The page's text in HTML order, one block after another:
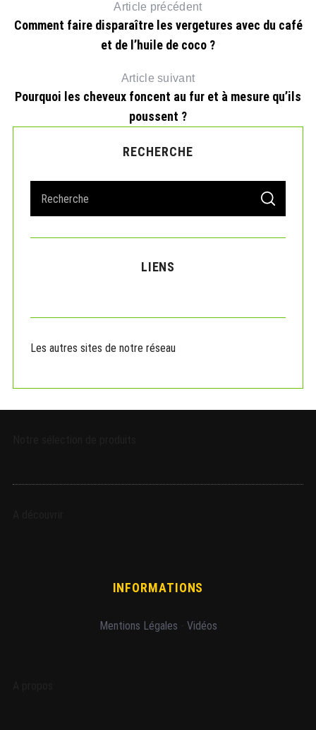
Article précédent
Comment faire disparaître les vergetures avec du café
et de l’huile de coco ?
Article suivant
Pourquoi les cheveux foncent au fur et à mesure qu’ils
poussent ?
RECHERCHE
a
r
r
S
A
C
LIENS
Les autres sites de notre réseau
INFORMATIONS
Mentions Légales Vidéos